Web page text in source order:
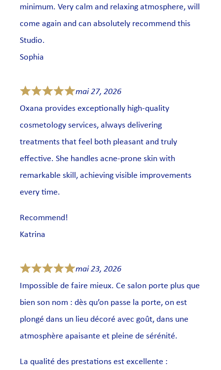
minimum. Very calm and relaxing atmosphere, will
come again and can absolutely recommend this
Studio.
Sophia
mai 27, 2026
Oxana provides exceptionally high-quality
cosmetology services, always delivering
treatments that feel both pleasant and truly
effective. She handles acne-prone skin with
remarkable skill, achieving visible improvements
every time.
Recommend!
Katrina
mai 23, 2026
Impossible de faire mieux. Ce salon porte plus que
bien son nom : dès qu’on passe la porte, on est
plongé dans un lieu décoré avec goût, dans une
atmosphère apaisante et pleine de sérénité.
La qualité des prestations est excellente :